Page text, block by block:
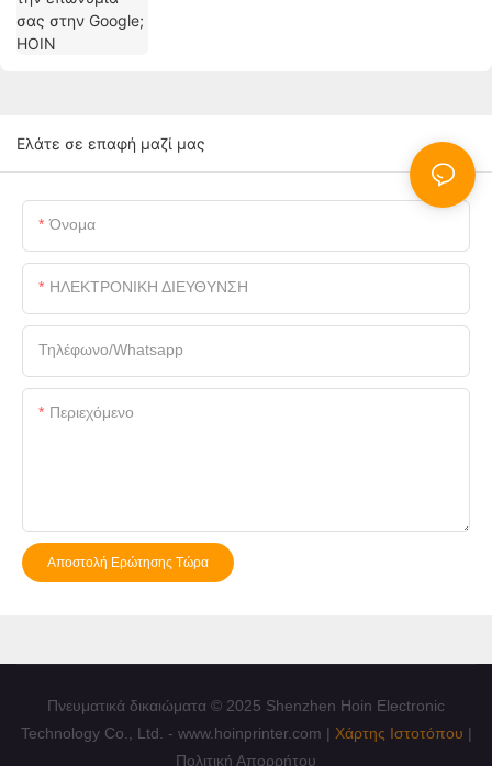
Ελάτε σε επαφή μαζί μας
Όνομα
ΗΛΕΚΤΡΟΝΙΚΗ ΔΙΕΥΘΥΝΣΗ
Τηλέφωνο/whatsapp
Περιεχόμενο
Αποστολή Ερώτησης Τώρα
Πνευματικά δικαιώματα © 2025 Shenzhen Hoin Electronic
Technology Co., Ltd. - www.hoinprinter.com | Χάρτης Ιστοτόπου |
Πολιτική Απορρήτου